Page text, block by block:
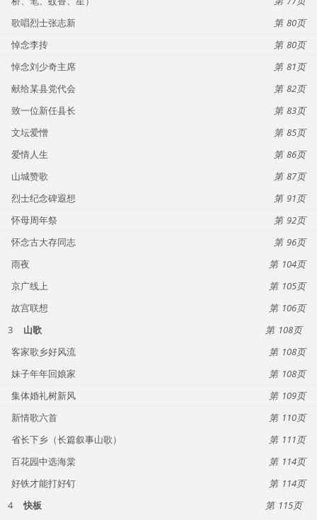
歌唱烈士张志新
80
悼念李抟
80
悼念刘少奇主席
81
献给某县党代会
82
致一位新任县长
83
文坛爱憎
85
爱情人生
86
山城赞歌
87
烈士纪念碑遐想
91
怀母周年祭
92
怀念古大存同志
96
雨夜
104
京广线上
105
故宫联想
106
3
山歌
108
客家歌乡好风流
108
妹子年年回娘家
108
集体婚礼树新风
109
新情歌六首
110
省长下乡（长篇叙事山歌）
111
百花园中选海棠
114
好铁才能打好钉
114
4
快板 115